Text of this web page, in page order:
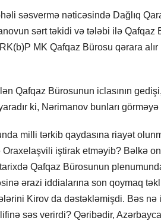
səsvermə nəticəsində Dağlıq
sərt təkidi və tələbi ilə Qafqaz
RK(b)P MK Qafqaz Bürosu qərara
Qafqaz Bürosunun iclasının
ki, Nərimanov bunları
milli tərkib qaydasına riayət
Oraxelaşvili iştirak etməyib? Bəlkə
Qafqaz Bürosunun
ərazi iddialarına son qoymaq
Kirov da dəstəkləmişdi. Bəs
səs verirdi? Qəribədir,